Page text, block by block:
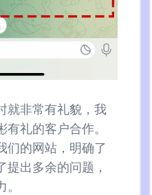
就非常有礼貌，我
礼的客户合作。
们的网站，明确了
出多余的问题，